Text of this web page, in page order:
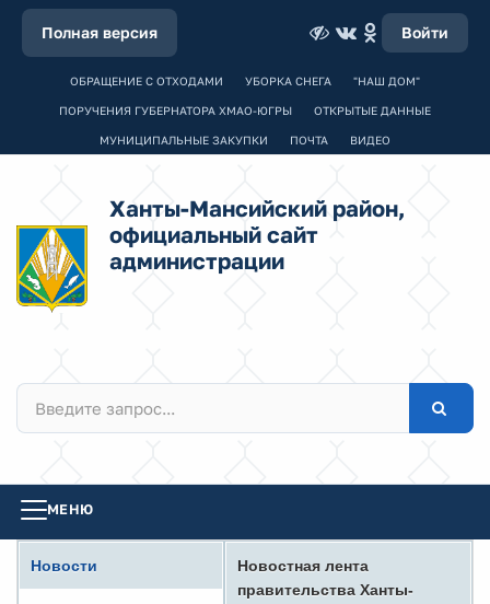
Полная версия Войти
ОБРАЩЕНИЕ С ОТХОДАМИ УБОРКА СНЕГА "НАШ ДОМ"
ПОРУЧЕНИЯ ГУБЕРНАТОРА ХМАО-ЮГРЫ ОТКРЫТЫЕ ДАННЫЕ
МУНИЦИПАЛЬНЫЕ ЗАКУПКИ ПОЧТА ВИДЕО
Ханты-Мансийский район,
официальный сайт
администрации
МЕНЮ
Новости
Новостная лента
правительства Ханты-